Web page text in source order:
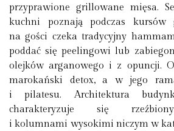
przyprawione grillowane mięsa.
kuchni poznają podczas kursów
na gości czeka tradycyjny
poddać się peelingowi lub
olejków arganowego i z opuncji.
marokański detox, a w jego
i pilatesu. Architektura
charakteryzuje się
i kolumnami wysokimi niczym w